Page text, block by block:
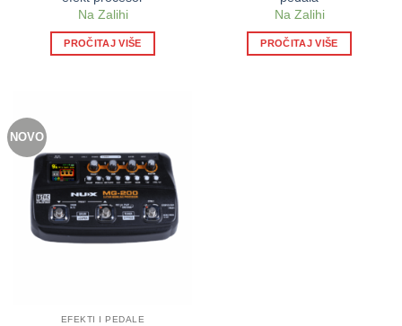
Na Zalihi
PROČITAJ VIŠE
Na Zalihi
PROČITAJ VIŠE
NOVO
EFEKTI I PEDALE